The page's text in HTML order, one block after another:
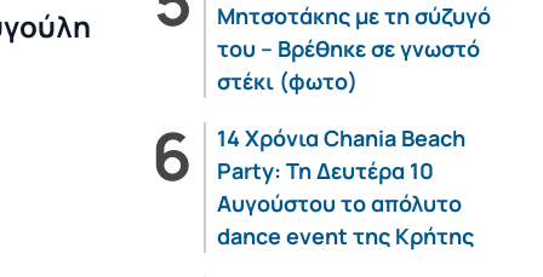
Μητσοτάκης με τη σύζυγό
του – Βρέθηκε σε γνωστό
στέκι (φωτο)
14 Χρόνια Chania Beach
Party: Τη Δευτέρα 10
Αυγούστου το απόλυτο
dance event της Κρήτης